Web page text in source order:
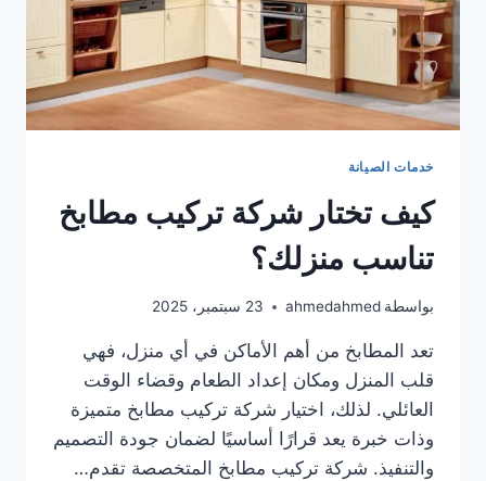
خدمات الصيانة
كيف تختار شركة تركيب مطابخ
تناسب منزلك؟
بواسطة ahmedahmed 23 سبتمبر، 2025
تعد المطابخ من أهم الأماكن في أي منزل، فهي
قلب المنزل ومكان إعداد الطعام وقضاء الوقت
العائلي. لذلك، اختيار شركة تركيب مطابخ متميزة
وذات خبرة يعد قرارًا أساسيًا لضمان جودة التصميم
والتنفيذ. شركة تركيب مطابخ المتخصصة تقدم…